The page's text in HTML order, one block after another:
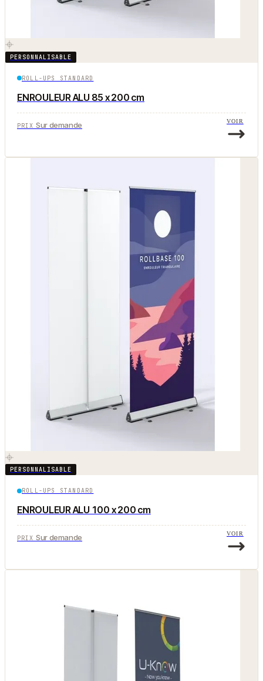
PERSONNALISABLE
ROLL-UPS STANDARD
ENROULEUR ALU 85 x 200 cm
PRIX Sur demande VOIR
PERSONNALISABLE
ROLL-UPS STANDARD
ENROULEUR ALU 100 x 200 cm
PRIX Sur demande VOIR